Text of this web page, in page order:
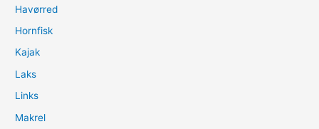
Havørred
Hornfisk
Kajak
Laks
Links
Makrel